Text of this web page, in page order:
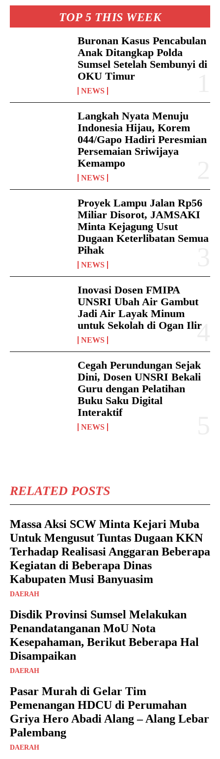
TOP 5 THIS WEEK
Buronan Kasus Pencabulan
Anak Ditangkap Polda
Sumsel Setelah Sembunyi di
OKU Timur
NEWS
Langkah Nyata Menuju
Indonesia Hijau, Korem
044/Gapo Hadiri Peresmian
Persemaian Sriwijaya
Kemampo
NEWS
Proyek Lampu Jalan Rp56
Miliar Disorot, JAMSAKI
Minta Kejagung Usut
Dugaan Keterlibatan Semua
Pihak
NEWS
Inovasi Dosen FMIPA
UNSRI Ubah Air Gambut
Jadi Air Layak Minum
untuk Sekolah di Ogan Ilir
NEWS
Cegah Perundungan Sejak
Dini, Dosen UNSRI Bekali
Guru dengan Pelatihan
Buku Saku Digital
Interaktif
NEWS
RELATED POSTS
Massa Aksi SCW Minta Kejari Muba
Untuk Mengusut Tuntas Dugaan KKN
Terhadap Realisasi Anggaran Beberapa
Kegiatan di Beberapa Dinas
Kabupaten Musi Banyuasim
DAERAH
Disdik Provinsi Sumsel Melakukan
Penandatanganan MoU Nota
Kesepahaman, Berikut Beberapa Hal
Disampaikan
DAERAH
Pasar Murah di Gelar Tim
Pemenangan HDCU di Perumahan
Griya Hero Abadi Alang – Alang Lebar
Palembang
DAERAH